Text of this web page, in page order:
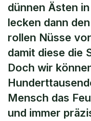
dünnen Ästen
lecken dann
rollen Nüsse
damit diese die
Doch wir
Mensch das
und immer